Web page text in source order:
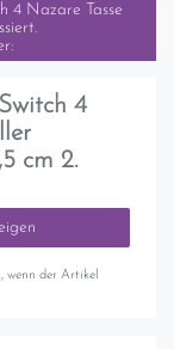
4 Nazare Tasse
4
cm 2.
wenn der Artikel